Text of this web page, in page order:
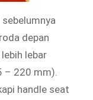
depan
lebar
– 220 mm).
handle seat